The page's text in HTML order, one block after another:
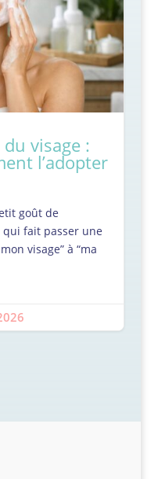
visage :
l’adopter
goût de
qui fait passer une
visage” à “ma